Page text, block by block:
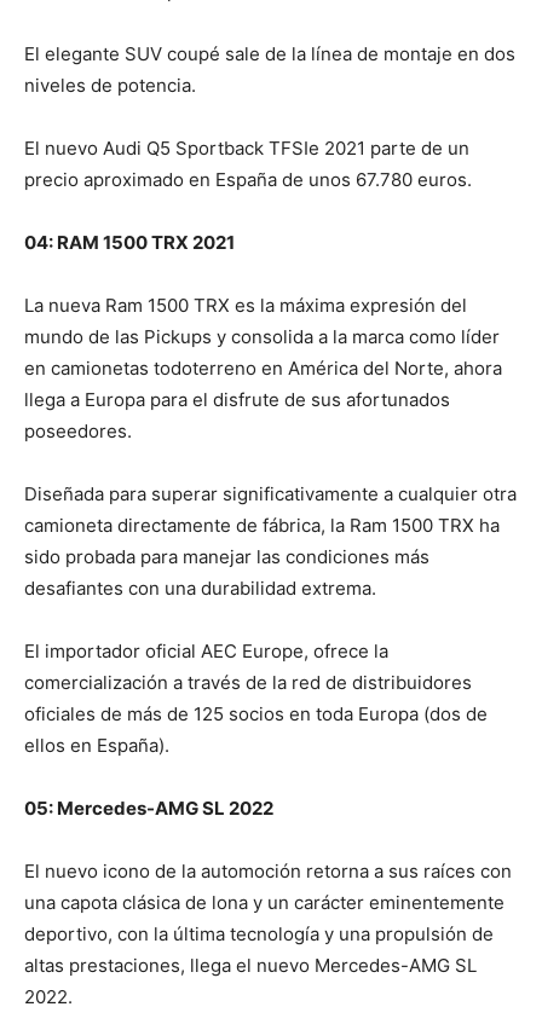
El elegante SUV coupé sale de la línea de montaje en dos
niveles de potencia.
El nuevo Audi Q5 Sportback TFSIe 2021 parte de un
precio aproximado en España de unos 67.780 euros.
04: RAM 1500 TRX 2021
La nueva Ram 1500 TRX es la máxima expresión del
mundo de las Pickups y consolida a la marca como líder
en camionetas todoterreno en América del Norte, ahora
llega a Europa para el disfrute de sus afortunados
poseedores.
Diseñada para superar significativamente a cualquier otra
camioneta directamente de fábrica, la Ram 1500 TRX ha
sido probada para manejar las condiciones más
desafiantes con una durabilidad extrema.
El importador oficial AEC Europe, ofrece la
comercialización a través de la red de distribuidores
oficiales de más de 125 socios en toda Europa (dos de
ellos en España).
05: Mercedes-AMG SL 2022
El nuevo icono de la automoción retorna a sus raíces con
una capota clásica de lona y un carácter eminentemente
deportivo, con la última tecnología y una propulsión de
altas prestaciones, llega el nuevo Mercedes-AMG SL
2022.